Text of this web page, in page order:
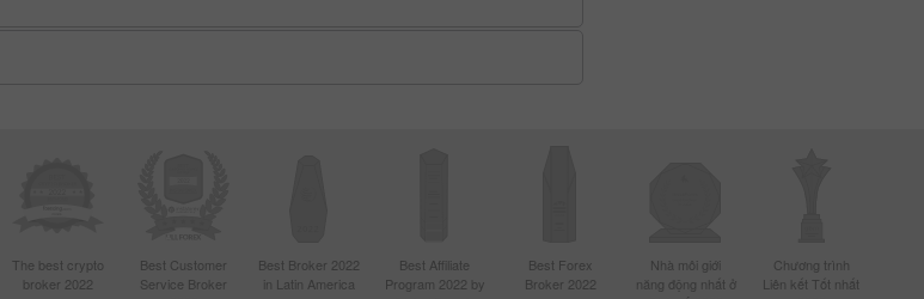
The best crypto
broker 2022
Best Customer
Service Broker
Best Broker 2022
in Latin America
Best Affiliate
Program 2022 by
Best Forex
Broker 2022
Nhà môi giới
năng động nhất ở
Chương trình
Liên kết Tốt nhất